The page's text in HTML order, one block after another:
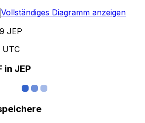
Vollständiges Diagramm anzeigen
JEP
UTC
in JEP